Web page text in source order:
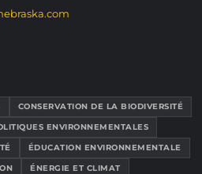
CONSERVATION DE LA BIODIVERSITÉ
ENVIRONNEMENTALES
ÉDUCATION ENVIRONNEMENTALE
ÉNERGIE ET CLIMAT